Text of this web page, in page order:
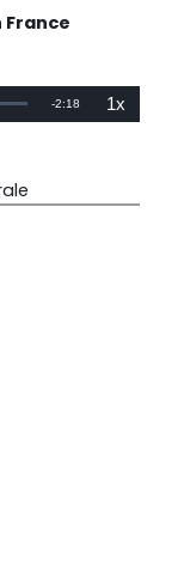
France
Remaining
-2:18 1xPlayback
Rate